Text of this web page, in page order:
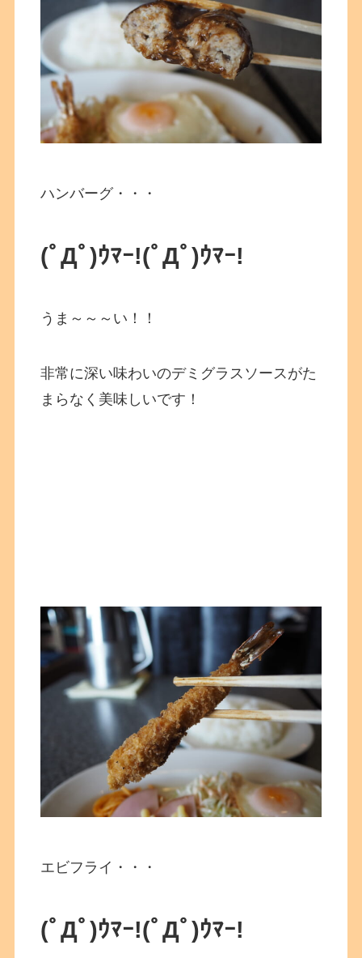
ハンバーグ・・・
(ﾟДﾟ)ｳﾏｰ!(ﾟДﾟ)ｳﾏｰ!
うま～～～い！！
非常に深い味わいのデミグラスソースがた
まらなく美味しいです！
エビフライ・・・
(ﾟДﾟ)ｳﾏｰ!(ﾟДﾟ)ｳﾏｰ!